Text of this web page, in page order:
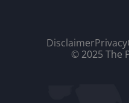
DisclaimerPrivacy
© 2025 The